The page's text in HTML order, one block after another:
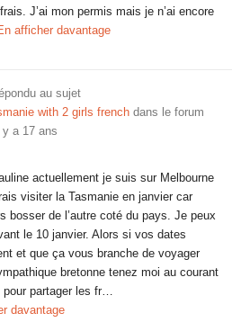
J’ai mon permis mais je n’ai encore
afficher davantage
au sujet
with 2 girls french dans le forum
y a 17 ans
actuellement je suis sur Melbourne
visiter la Tasmanie en janvier car
bosser de l’autre coté du pays. Je peux
le 10 janvier. Alors si vos dates
et que ça vous branche de voyager
bretonne tenez moi au courant
pour partager les fr…
davantage